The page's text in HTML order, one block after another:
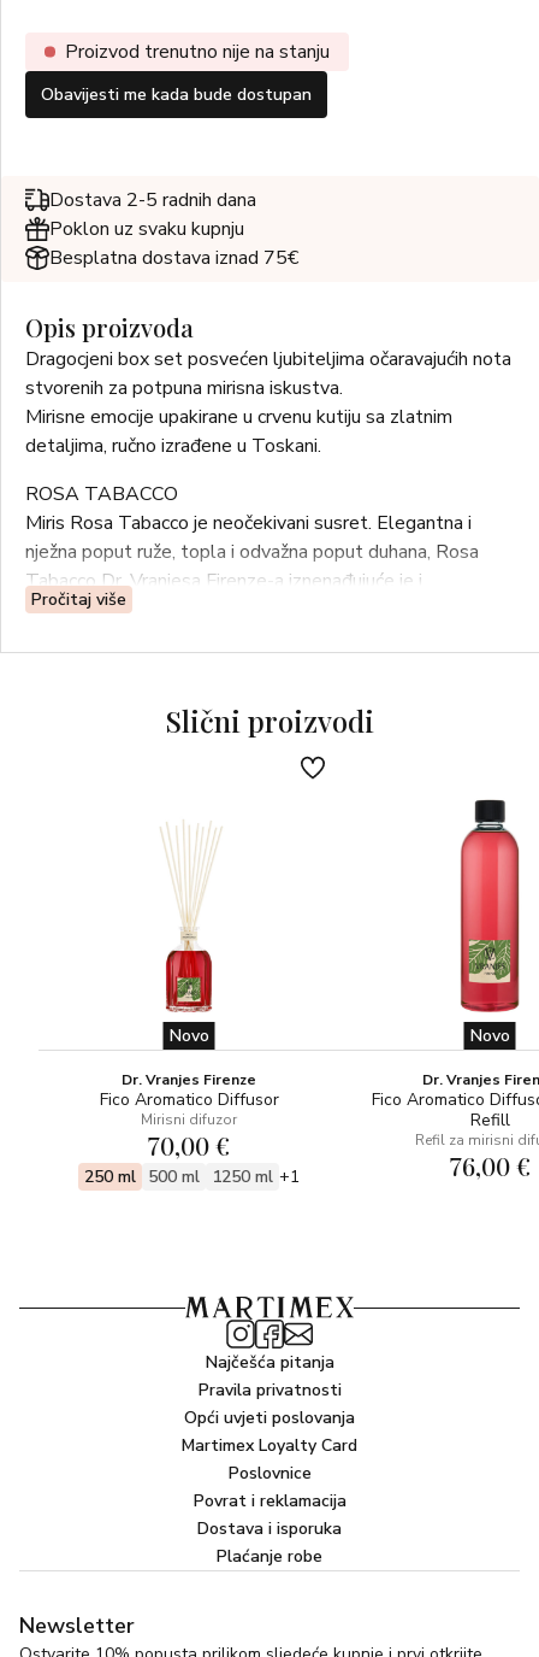
Proizvod trenutno nije na stanju
Obavijesti me kada bude dostupan
Dostava 2-5 radnih dana
Poklon uz svaku kupnju
Besplatna dostava iznad 75€
Opis proizvoda
Dragocjeni box set posvećen ljubiteljima očaravajućih nota
stvorenih za potpuna mirisna iskustva.
Mirisne emocije upakirane u crvenu kutiju sa zlatnim
detaljima, ručno izrađene u Toskani.
ROSA TABACCO
Miris Rosa Tabacco je neočekivani susret. Elegantna i
nježna poput ruže, topla i odvažna poput duhana, Rosa
Tabacco Dr. Vranjesa Firenze-a iznenađujuće je i
ekstravagantno olfaktivno iskustvo.
OLFAKTIVNA PIRAMIDA
-Ljubičica, naranča
-Ruža, duhan, jantar
Pročitaj više
Slični proizvodi
Novo
Dr. Vranjes Firenze
Fico Aromatico Diffusor
Mirisni difuzor
70,00 €
250 ml 500 ml 1250 ml +1
Novo
Dr. Vranjes
Fico Aromatico
Refill
Refil za mirisni
76,00 €
Najčešća pitanja
Pravila privatnosti
Opći uvjeti poslovanja
Martimex Loyalty Card
Poslovnice
Povrat i reklamacija
Dostava i isporuka
Plaćanje robe
Newsletter